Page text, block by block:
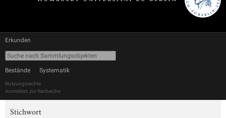
Erkunden
Bestände Systematik
Nutzungsrechte
Anmelden zur Recherche
Stichwort